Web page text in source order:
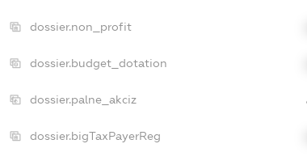
dossier.non_profit
dossier.budget_dotation
dossier.palne_akciz
dossier.bigTaxPayerReg